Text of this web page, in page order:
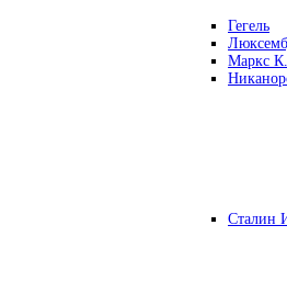
Гегель
Маркс К.
Сталин